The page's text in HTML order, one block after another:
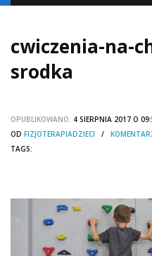
cwiczenia-na-
srodka
OPUBLIKOWANO: 4 SIERPNIA 2017 O
OD FIZJOTERAPIADZIECI /
TAGS: